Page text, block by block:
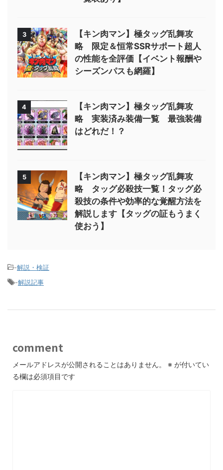
3
【キン肉マン】極タッグ乱舞攻
略 限定＆恒常SSRサポート超人
の性能を全評価【イベント報酬や
シーズンパスも網羅】
4
【キン肉マン】極タッグ乱舞攻
略 実装済み装備一覧 最強装備
はどれだ！？
5
【キン肉マン】極タッグ乱舞攻
略 タッグ必殺技一覧！タッグ必
殺技の条件や効率的な覚醒方法を
解説します【タッグの証もうまく
使おう】
-解説・検証
-解説記事
comment
メールアドレスが公開されることはありません。 ※ が付いてい
る欄は必須項目です